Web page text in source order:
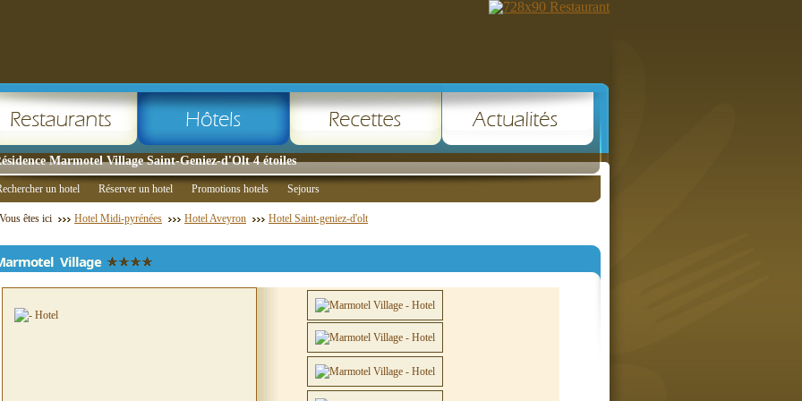
Marmotel Village Saint-Geniez-d'Olt 4 étoiles
un hotel Réserver un hotel Promotions hotels Sejours
Vous êtes ici Hotel Midi-pyrénées Hotel Aveyron Hotel Saint-geniez-d'olt
Village